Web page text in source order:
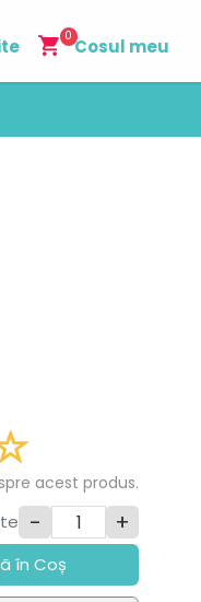
Cosul meu
0
acest produs.
- +
în Coș